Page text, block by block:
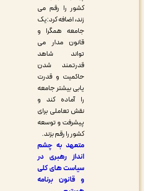
کشور را رقم می
زند، اضافه کرد:یک
جامعه همگرا و
قانون مدار می
تواند شاهد
قدرتمند شدن
حاکمیت و قدرت
یابی بیشتر جامعه
را آماده کند و
نقش تعاملی برای
پیشرفت و توسعه
کشور را رقم بزند.
متعهد به چشم
انداز رهبری در
سیاست های کلی
و قانون برنامه